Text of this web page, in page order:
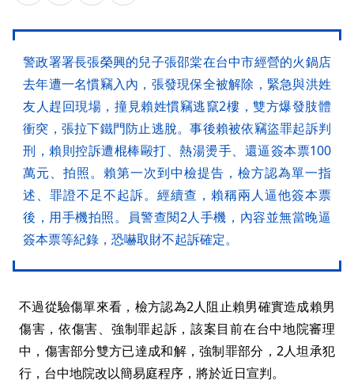
警政署署長張榮興的兒子張邵棠在台中市經營的火鍋店
去年遭一名慣竊入內，張發現保全被解除，緊急與洪姓
友人趕回現場，撞見賴姓慣竊逃竄2樓，雙方爆發肢體
衝突，張拉下鐵門防止逃脫。事後賴被依竊盜罪起訴判
刑，賴則控訴遭棍棒毆打、熱湯燙手、還逼簽本票100
萬元、拍照。賴第一次到中檢提告，檢方認為單一指
述、罪證不足不起訴。經續查，賴稱兩人逼他簽本票
後，用手機拍照。員警查閱2人手機，內容並無當晚逼
簽本票等紀錄，恐嚇取財不起訴確定。
不過從驗傷單來看，檢方認為2人阻止賴男確實造成賴男
傷害，依傷害、強制罪起訴，該案目前在台中地院審理
中，傷害部分雙方已達成和解，強制罪部分，2人坦承犯
行，台中地院改以簡易庭程序，將於近日宣判。